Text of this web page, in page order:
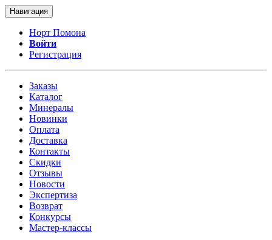
Навигация
Норт Помона
Войти
Регистрация
Заказы
Каталог
Минералы
Новинки
Оплата
Доставка
Контакты
Скидки
Отзывы
Новости
Экспертиза
Возврат
Конкурсы
Мастер-классы